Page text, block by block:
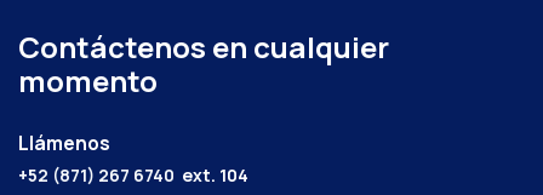
Contáctenos en cualquier
momento
Llámenos
+52 (871) 267 6740 ext. 104